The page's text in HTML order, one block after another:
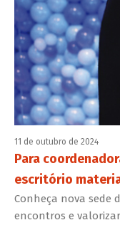
11 de outubro de 2024
Para
escritório
Conheça nova sede
encontros e